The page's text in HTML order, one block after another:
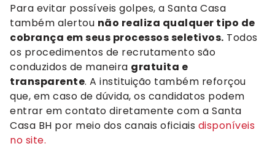
Para evitar possíveis golpes, a Santa Casa
também alertou não realiza qualquer tipo de
cobrança em seus processos seletivos. Todos
os procedimentos de recrutamento são
conduzidos de maneira gratuita e
transparente. A instituição também reforçou
que, em caso de dúvida, os candidatos podem
entrar em contato diretamente com a Santa
Casa BH por meio dos canais oficiais disponíveis
no site.